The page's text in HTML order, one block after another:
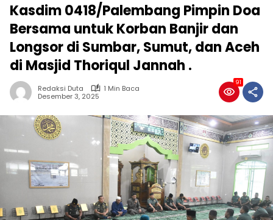
Kasdim 0418/Palembang Pimpin Doa
Bersama untuk Korban Banjir dan
Longsor di Sumbar, Sumut, dan Aceh
di Masjid Thoriqul Jannah .
Redaksi Duta
1 Min Baca
Desember 3, 2025
91